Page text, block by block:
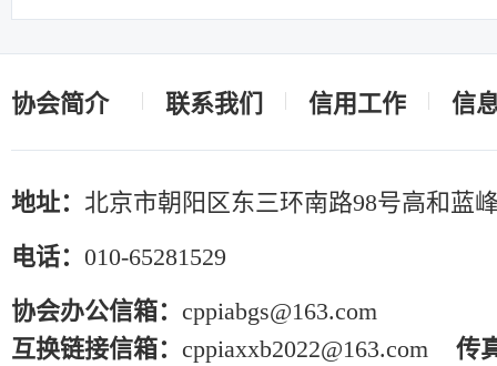
协会简介 联系我们 信用工作 信
地址： 北京市朝阳区东三环南路98号高和蓝
电话： 010-65281529
协会办公信箱： cppiabgs@163.com
互换链接信箱： cppiaxxb2022@163.com 传